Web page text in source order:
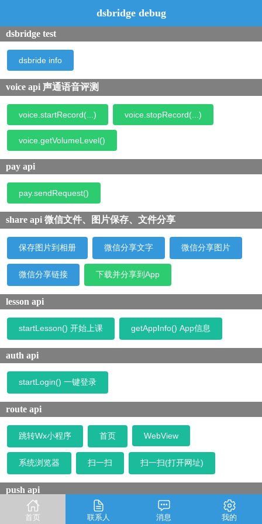
dsbridge debug
dsbridge test
dsbride info
voice api 声通语音评测
voice.startRecord(...) voice.stopRecord(...)
voice.getVolumeLevel()
pay api
pay.sendRequest()
share api 微信文件、图片保存、文件分享
保存图片到相册 微信分享文字 微信分享图片
微信分享链接 下载并分享到App
lesson api
startLesson() 开始上课 getAppInfo() App信息
auth api
startLogin() 一键登录
route api
跳转Wx小程序 首页 WebView
系统浏览器 扫一扫 扫一扫(打开网址)
push api
isNotificationPermission openNotificationPermission
首页 联系人 消息 我的